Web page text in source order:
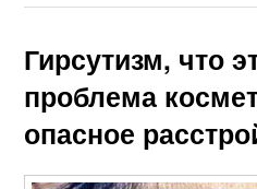
Гирсутизм, что
проблема
опасное